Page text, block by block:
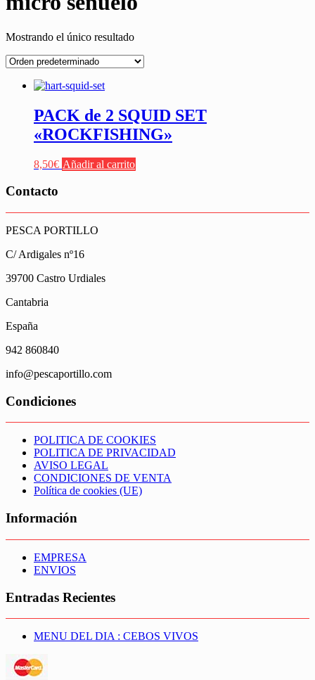
Mostrando el único resultado
PACK de 2 SQUID SET
«ROCKFISHING»
8,50€ Añadir al carrito
Contacto
PESCA PORTILLO
C/ Ardigales nº16
39700 Castro Urdiales
Cantabria
España
942 860840
info@pescaportillo.com
Condiciones
POLITICA DE COOKIES
POLITICA DE PRIVACIDAD
AVISO LEGAL
CONDICIONES DE VENTA
Política de cookies (UE)
Información
EMPRESA
ENVIOS
Entradas Recientes
MENU DEL DIA : CEBOS VIVOS